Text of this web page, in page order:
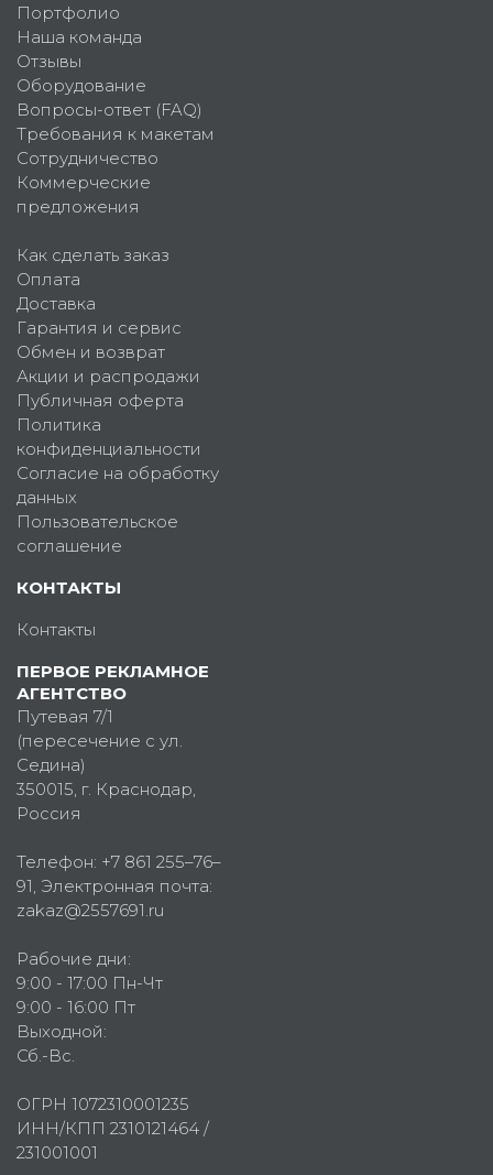
Портфолио
Наша команда
Отзывы
Оборудование
Вопросы-ответ (FAQ)
Требования к макетам
Сотрудничество
Коммерческие
предложения
Как сделать заказ
Оплата
Доставка
Гарантия и сервис
Обмен и возврат
Акции и распродажи
Публичная оферта
Политика
конфиденциальности
Согласие на обработку
данных
Пользовательское
соглашение
КОНТАКТЫ
Контакты
ПЕРВОЕ РЕКЛАМНОЕ
АГЕНТСТВО
Путевая 7/1
(пересечение с ул.
Седина)
350015, г. Краснодар,
Россия
Телефон: +7 861 255–76–
91, Электронная почта:
zakaz@2557691.ru
Рабочие дни:
9:00 - 17:00 Пн-Чт
9:00 - 16:00 Пт
Выходной:
Сб.-Вс.
ОГРН 1072310001235
ИНН/КПП 2310121464 /
231001001